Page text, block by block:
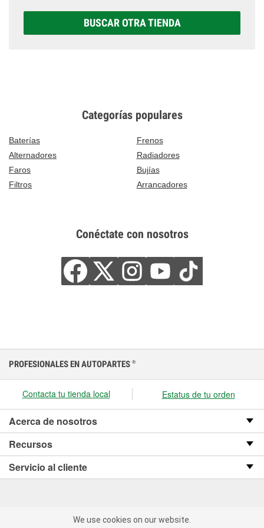
BUSCAR OTRA TIENDA
Categorías populares
Baterías
Frenos
Alternadores
Radiadores
Faros
Bujías
Filtros
Arrancadores
Conéctate con nosotros
We use cookies on our website. By clicking "Accept", you consent
PROFESIONALES EN AUTOPARTES ®
Contacta tu tienda local Estatus de tu orden
Acerca de nosotros
Recursos
Servicio al cliente
We use cookies on our website.